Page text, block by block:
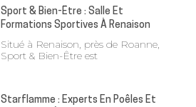
Sport & Bien-Être : Salle Et
Formations Sportives À Renaison
Situé à Renaison, près de Roanne,
Sport & Bien-Être est
Starflamme : Experts En Poêles Et